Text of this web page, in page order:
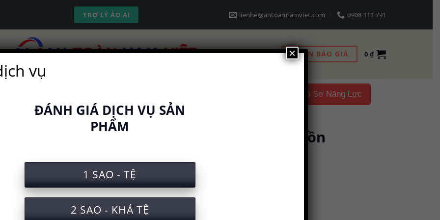
TRỢ LÝ ẢO AI lienhe@antoannamviet.com 0908 111 791
NHẬN BÁO GIÁ 0 ₫
Hồ Sơ Năng Lực
an toàn lao động khi vận hành xe bồn
vụ
ĐÁNH GIÁ DỊCH VỤ SẢN
PHẨM
1 SAO - TỆ
2 SAO - KHÁ TỆ
×